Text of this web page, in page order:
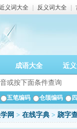
义词大全 反义词大全
成语大全 近
五笔编码 仓颉编码
网 > 在线字典 > 跷字